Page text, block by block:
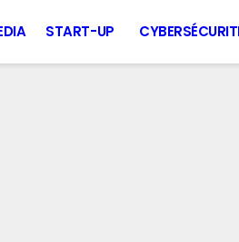
START-UP